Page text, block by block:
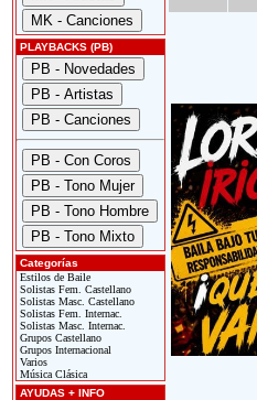
PLAYBACKS (PB)
Categorías
Estilos de Baile
Solistas Fem. Castellano
Solistas Masc. Castellano
Solistas Fem. Internac.
Solistas Masc. Internac.
Grupos Castellano
Grupos Internacional
Varios
Música Clásica
AYUDAS + INFO